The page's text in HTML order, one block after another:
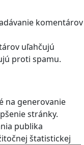
komentárov
uľahčujú
proti spamu.
na generovanie
stránky.
publika
štatistickej